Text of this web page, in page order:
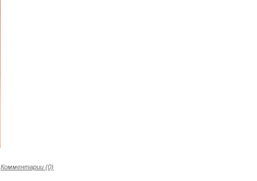
Комментарии (0)